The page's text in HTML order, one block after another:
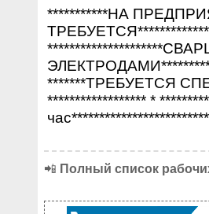
***********НА
*******ТРЕБУЕТСЯ
****************** *
📲 Полный список